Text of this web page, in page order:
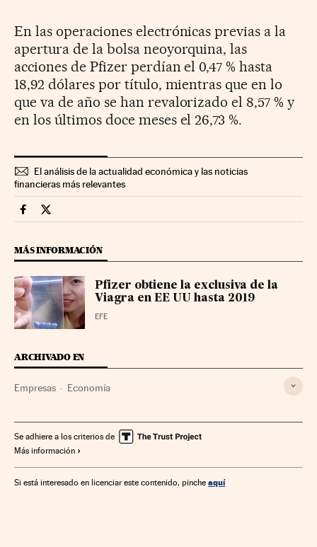
En las operaciones electrónicas previas a la
apertura de la bolsa neoyorquina, las
acciones de Pfizer perdían el 0,47 % hasta
18,92 dólares por título, mientras que en lo
que va de año se han revalorizado el 8,57 % y
en los últimos doce meses el 26,73 %.
El análisis de la actualidad económica y las noticias
financieras más relevantes
Companias Cinco Días en Facebook
Companias Cinco Días en Twitter
MÁS INFORMACIÓN
Pfizer obtiene la exclusiva de la
Viagra en EE UU hasta 2019
EFE
ARCHIVADO EN
Empresas Economía
Se adhiere a los criterios de
Más información
Si está interesado en licenciar este contenido, pinche aquí